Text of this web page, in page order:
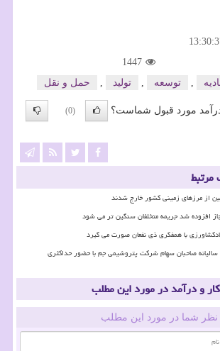
1447
توسعه تولید حمل و نقل
مورد قبول شماست؟
(0)
مرتبط
افزوده شد جریمه متخلفان سنگین تر می شود
با همفکری ذی نفعان صورت می گیرد
صاحبان سهام شرکت پتروشیمی جم با حضور حداکثری
و درآمد در مورد این مطلب
نظر شما در مورد این مطلب